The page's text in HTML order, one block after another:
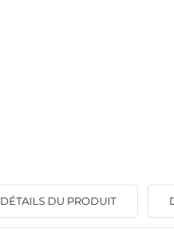
DÉTAILS DU PRODUIT